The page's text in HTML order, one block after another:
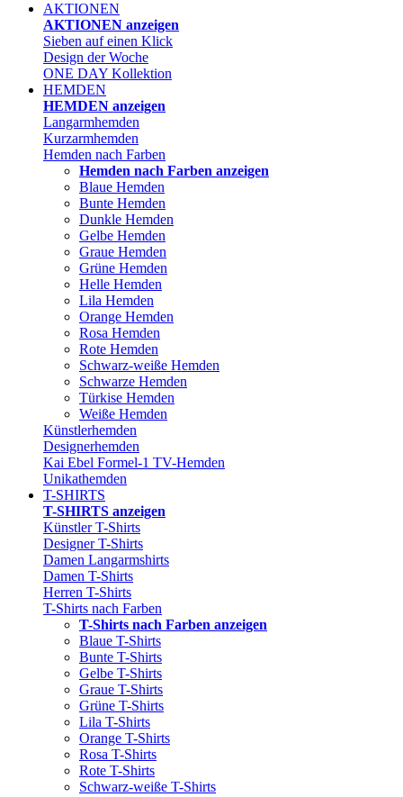
AKTIONEN
AKTIONEN anzeigen
Sieben auf einen Klick
Design der Woche
ONE DAY Kollektion
HEMDEN
HEMDEN anzeigen
Langarmhemden
Kurzarmhemden
Hemden nach Farben
Hemden nach Farben anzeigen
Blaue Hemden
Bunte Hemden
Dunkle Hemden
Gelbe Hemden
Graue Hemden
Grüne Hemden
Helle Hemden
Lila Hemden
Orange Hemden
Rosa Hemden
Rote Hemden
Schwarz-weiße Hemden
Schwarze Hemden
Türkise Hemden
Weiße Hemden
Künstlerhemden
Designerhemden
Kai Ebel Formel-1 TV-Hemden
Unikathemden
T-SHIRTS
T-SHIRTS anzeigen
Künstler T-Shirts
Designer T-Shirts
Damen Langarmshirts
Damen T-Shirts
Herren T-Shirts
T-Shirts nach Farben
T-Shirts nach Farben anzeigen
Blaue T-Shirts
Bunte T-Shirts
Gelbe T-Shirts
Graue T-Shirts
Grüne T-Shirts
Lila T-Shirts
Orange T-Shirts
Rosa T-Shirts
Rote T-Shirts
Schwarz-weiße T-Shirts